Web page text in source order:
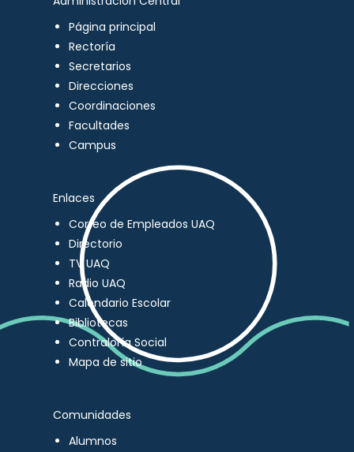
Página principal
Rectoría
Secretarios
Direcciones
Coordinaciones
Facultades
Campus
Enlaces
Correo de Empleados UAQ
Directorio
TV UAQ
Radio UAQ
Calendario Escolar
Bibliotecas
Contraloría Social
Mapa de sitio
Comunidades
Alumnos